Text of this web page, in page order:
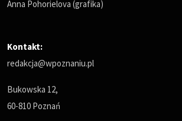
Anna Pohorielova (grafika)
Kontakt:
redakcja@wpoznaniu.pl
Bukowska 12,
60-810 Poznań